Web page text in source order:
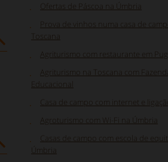
Ofertas de Páscoa na Úmbria
Prova de vinhos numa casa de
Toscana
Agriturismo com restaurante em
Agriturismo na Toscana com
Educacional
Casa de campo com internet e
Agroturismo com Wi-Fi na Úmbria
Casas de campo com escola de
Úmbria